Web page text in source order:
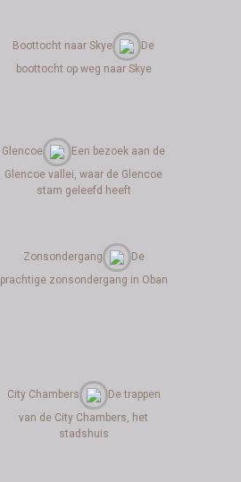
Boottocht naar Skye
De
boottocht op weg naar Skye
Glencoe
Een bezoek aan de
Glencoe vallei, waar de Glencoe
stam geleefd heeft
Zonsondergang
De
prachtige zonsondergang in Oban
City Chambers
De trappen
van de City Chambers, het
stadshuis